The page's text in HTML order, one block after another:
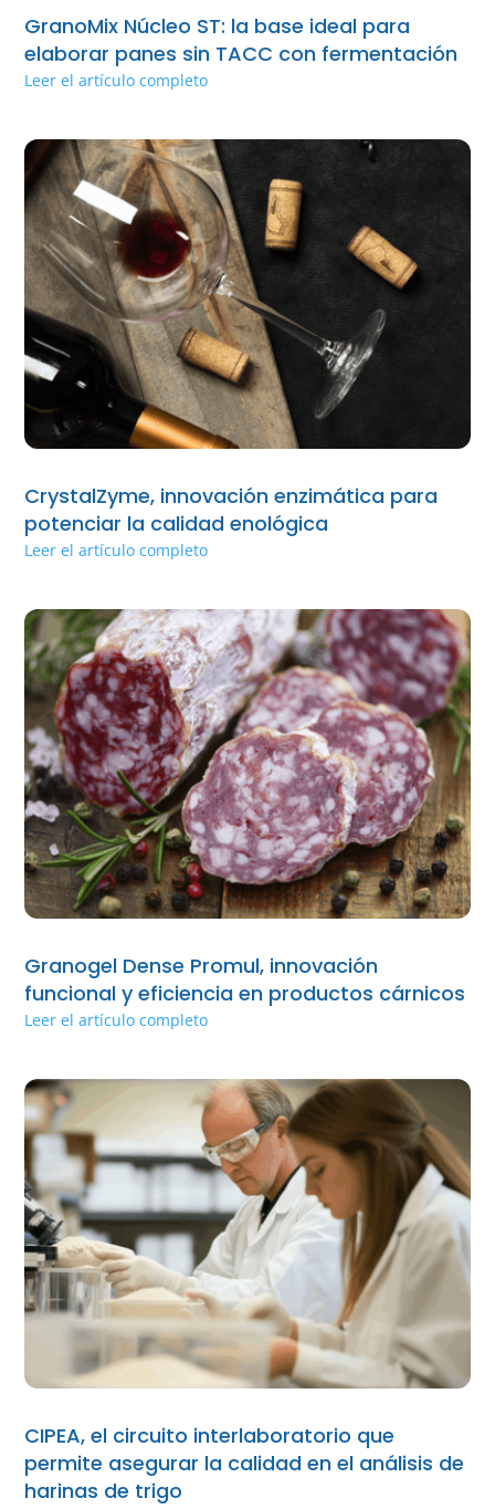
GranoMix Núcleo ST: la base ideal para
elaborar panes sin TACC con fermentación
Leer el artículo completo
CrystalZyme, innovación enzimática para
potenciar la calidad enológica
Leer el artículo completo
Granogel Dense Promul, innovación
funcional y eficiencia en productos cárnicos
Leer el artículo completo
CIPEA, el circuito interlaboratorio que
permite asegurar la calidad en el análisis de
harinas de trigo